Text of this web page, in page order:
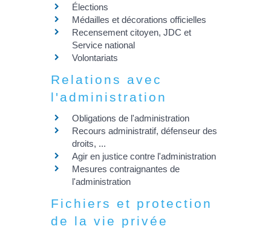
Élections
Médailles et décorations officielles
Recensement citoyen, JDC et
Service national
Volontariats
Relations avec
l'administration
Obligations de l'administration
Recours administratif, défenseur des
droits, ...
Agir en justice contre l'administration
Mesures contraignantes de
l'administration
Fichiers et protection
de la vie privée